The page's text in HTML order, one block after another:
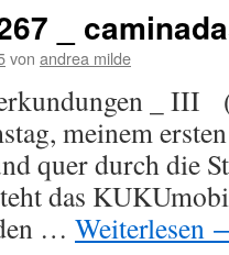
_
von andrea milde
_ III
meinem
quer durch die
das
… Weiterlesen